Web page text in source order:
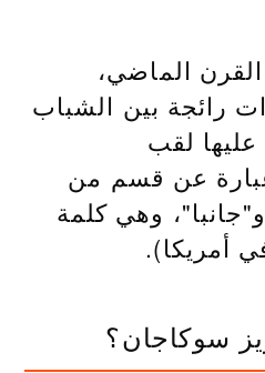
الماضي،
رائجة بين الشباب
عليها لقب
عن قسم من
وهي كلمة
أمريكا).
سوكاجان؟